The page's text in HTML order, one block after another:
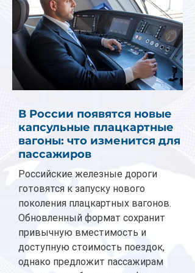
В России появятся новые
капсульные плацкартные
вагоны: что изменится для
пассажиров
Российские железные дороги
готовятся к запуску нового
поколения плацкартных вагонов.
Обновленный формат сохранит
привычную вместимость и
доступную стоимость поездок,
однако предложит пассажирам